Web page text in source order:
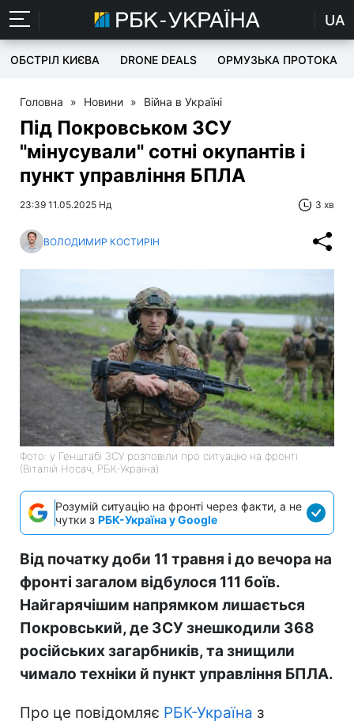
UA
ОБСТРІЛ КИЄВА DRONE DEALS ОРМУЗЬКА ПРОТОКА
Головна » Новини » Війна в Україні
Під Покровськом ЗСУ
"мінусували" сотні окупантів і
пункт управління БПЛА
23:39 11.05.2025 Нд 3 хв
ВОЛОДИМИР КОСТИРІН
Фото: у Генштабі ЗСУ розповіли про ситуацію на фронті
(Віталій Носач, РБК-Україна)
Розумій ситуацію на фронті через факти, а не
чутки з РБК-Україна у Google
Від початку доби 11 травня і до вечора на
фронті загалом відбулося 111 боїв.
Найгарячішим напрямком лишається
Покровський, де ЗСУ знешкодили 368
російських загарбників, та знищили
чимало техніки й пункт управління БПЛА.
Про це повідомляє РБК-Україна з